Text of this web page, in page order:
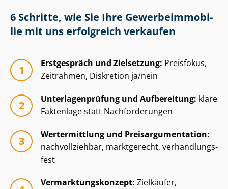
6 Schritte, wie Sie Ihre Ge­wer­be­im­mo­bi­
lie mit uns erfolgreich verkaufen
Erstgespräch und Zielsetzung: Preisfokus,
Zeitrahmen, Diskretion ja/nein
Un­ter­la­gen­prü­fung und Aufbereitung: klare
Faktenlage statt Nachforderungen
Wertermittlung und Preisar­gu­men­ta­ti­on:
nachvollziehbar, marktgerecht, ver­hand­lungs­
fest
Ver­mark­tungs­kon­zept: Zielkäufer,